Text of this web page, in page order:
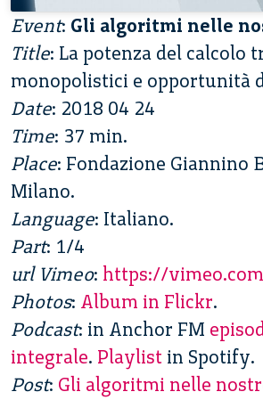
Event: Gli algoritmi nelle
Title: La potenza del calcolo
monopolistici e opportunità
Date: 2018 04 24
Time: 37 min.
Place: Fondazione Giannino
Milano.
Language: Italiano.
Part: 1/4
url Vimeo: https://
Photos: Album in Flickr.
Podcast: in Anchor FM
integrale. Playlist in Spotify.
Post: Gli algoritmi nelle